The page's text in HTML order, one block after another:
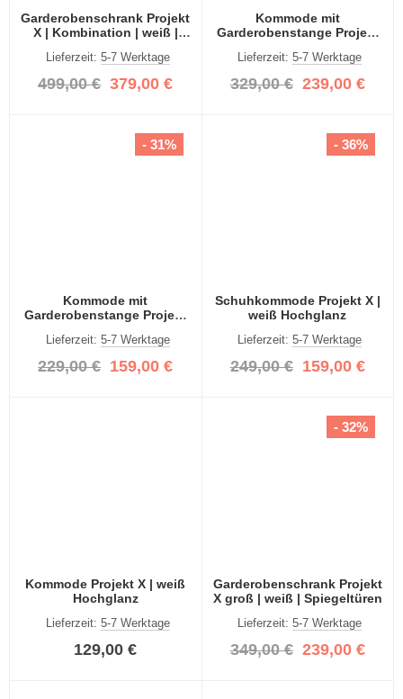
Garderobenschrank Projekt
X | Kombination | weiß |
Lieferzeit: 5-7 Werktage
499,00 € 379,00 €
Kommode mit
Garderobenstange Projekt
Lieferzeit:5-7 Werktage
329,00 € 239,00 €
Kommode mit
Garderobenstange Projekt
Lieferzeit: 5-7 Werktage
229,00 € 159,00 €
- 31%
Schuhkommode Projekt X |
weiß Hochglanz
Lieferzeit:5-7 Werktage
249,00 € 159,00 €
- 36%
Kommode Projekt X | weiß
Hochglanz
Lieferzeit: 5-7 Werktage
129,00 €
Garderobenschrank Projekt
X groß | weiß | Spiegeltüren
Lieferzeit:5-7 Werktage
349,00 € 239,00 €
- 32%